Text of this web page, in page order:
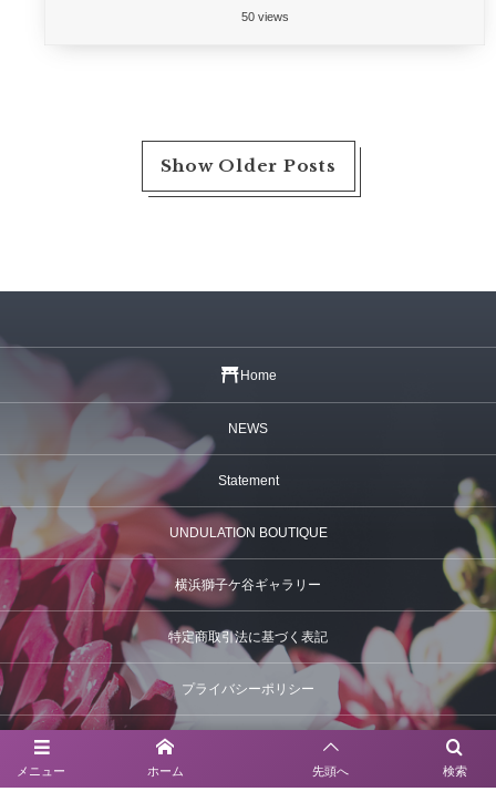
50 views
Show Older Posts
メニュー 検索
ホーム 先頭へ
Home
NEWS
Statement
UNDULATION BOUTIQUE
横浜獅子ケ谷ギャラリー
特定商取引法に基づく表記
プライバシーポリシー